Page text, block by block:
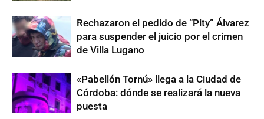
Rechazaron el pedido de “Pity” Álvarez
para suspender el juicio por el crimen
de Villa Lugano
«Pabellón Tornú» llega a la Ciudad de
Córdoba: dónde se realizará la nueva
puesta